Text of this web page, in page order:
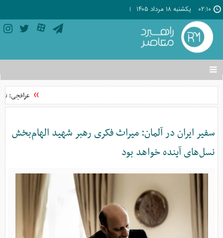
۰۲:۱۰ يکشنبه ۱۸ مرداد ۱۴۰۵
تغییر
وضعیت
منوی
ها
عراقچی: توافق با
سفیر ایران در آلمان: میراث فکری رهبر شهید الهام‌بخش
نسل‌های آینده خواهد بود